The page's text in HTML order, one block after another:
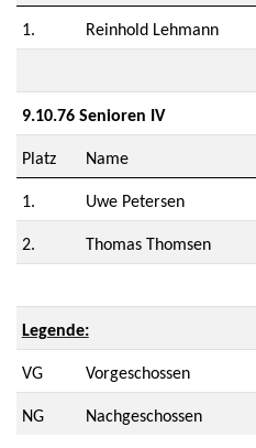
1. Reinhold Lehmann
9.10.76 Senioren IV
Platz Name
1. Uwe Petersen
2. Thomas Thomsen
Legende:
VG Vorgeschossen
NG Nachgeschossen